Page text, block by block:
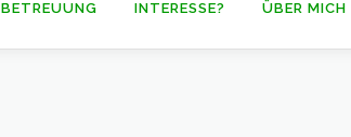
BETREUUNG INTERESSE? ÜBER MICH